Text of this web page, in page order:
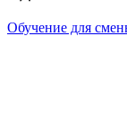
Обучение для